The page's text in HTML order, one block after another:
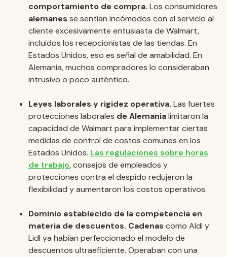
comportamiento de compra. Los consumidores
alemanes se sentían incómodos con el servicio al
cliente excesivamente entusiasta de Walmart,
incluidos los recepcionistas de las tiendas. En
Estados Unidos, eso es señal de amabilidad. En
Alemania, muchos compradores lo consideraban
intrusivo o poco auténtico.
Leyes laborales y rigidez operativa. Las fuertes
protecciones laborales de Alemanialimitaron la
capacidad de Walmart para implementar ciertas
medidas de control de costos comunes en los
Estados Unidos. Las regulaciones sobre horas
de trabajo, consejos de empleados y
protecciones contra el despido redujeron la
flexibilidad y aumentaron los costos operativos.
Dominio establecido de la competencia en
materia de descuentos. Cadenas como Aldi y
Lidl ya habían perfeccionado el modelo de
descuentos ultraeficiente. Operaban con una